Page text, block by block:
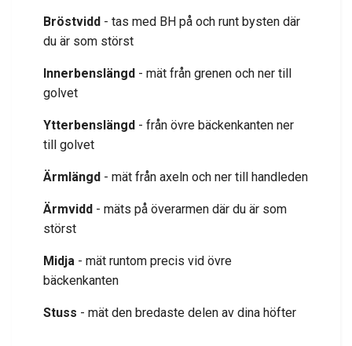
Bröstvidd - tas med BH på och runt bysten där
du är som störst
Innerbenslängd - mät från grenen och ner till
golvet
Ytterbenslängd - från övre bäckenkanten ner
till golvet
Ärmlängd - mät från axeln och ner till handleden
Ärmvidd - mäts på överarmen där du är som
störst
Midja - mät runtom precis vid övre
bäckenkanten
Stuss - mät den bredaste delen av dina höfter